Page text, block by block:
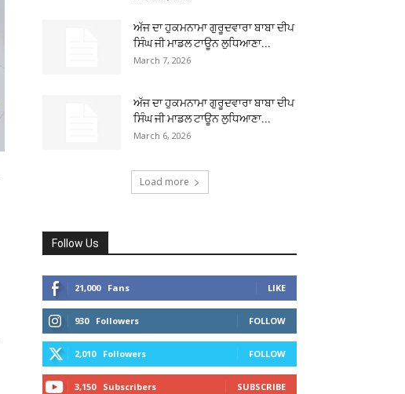
ਅੱਜ ਦਾ ਹੁਕਮਨਾਮਾ ਗੁਰੂਦਵਾਰਾ ਬਾਬਾ ਦੀਪ
ਸਿੰਘ ਜੀ ਮਾਡਲ ਟਾਊਨ ਲੁਧਿਆਣਾ...
March 7, 2026
ਅੱਜ ਦਾ ਹੁਕਮਨਾਮਾ ਗੁਰੂਦਵਾਰਾ ਬਾਬਾ ਦੀਪ
ਸਿੰਘ ਜੀ ਮਾਡਲ ਟਾਊਨ ਲੁਧਿਆਣਾ...
March 6, 2026
Load more
Follow Us
21,000 Fans LIKE
930 Followers FOLLOW
2,010 Followers FOLLOW
3,150 Subscribers SUBSCRIBE